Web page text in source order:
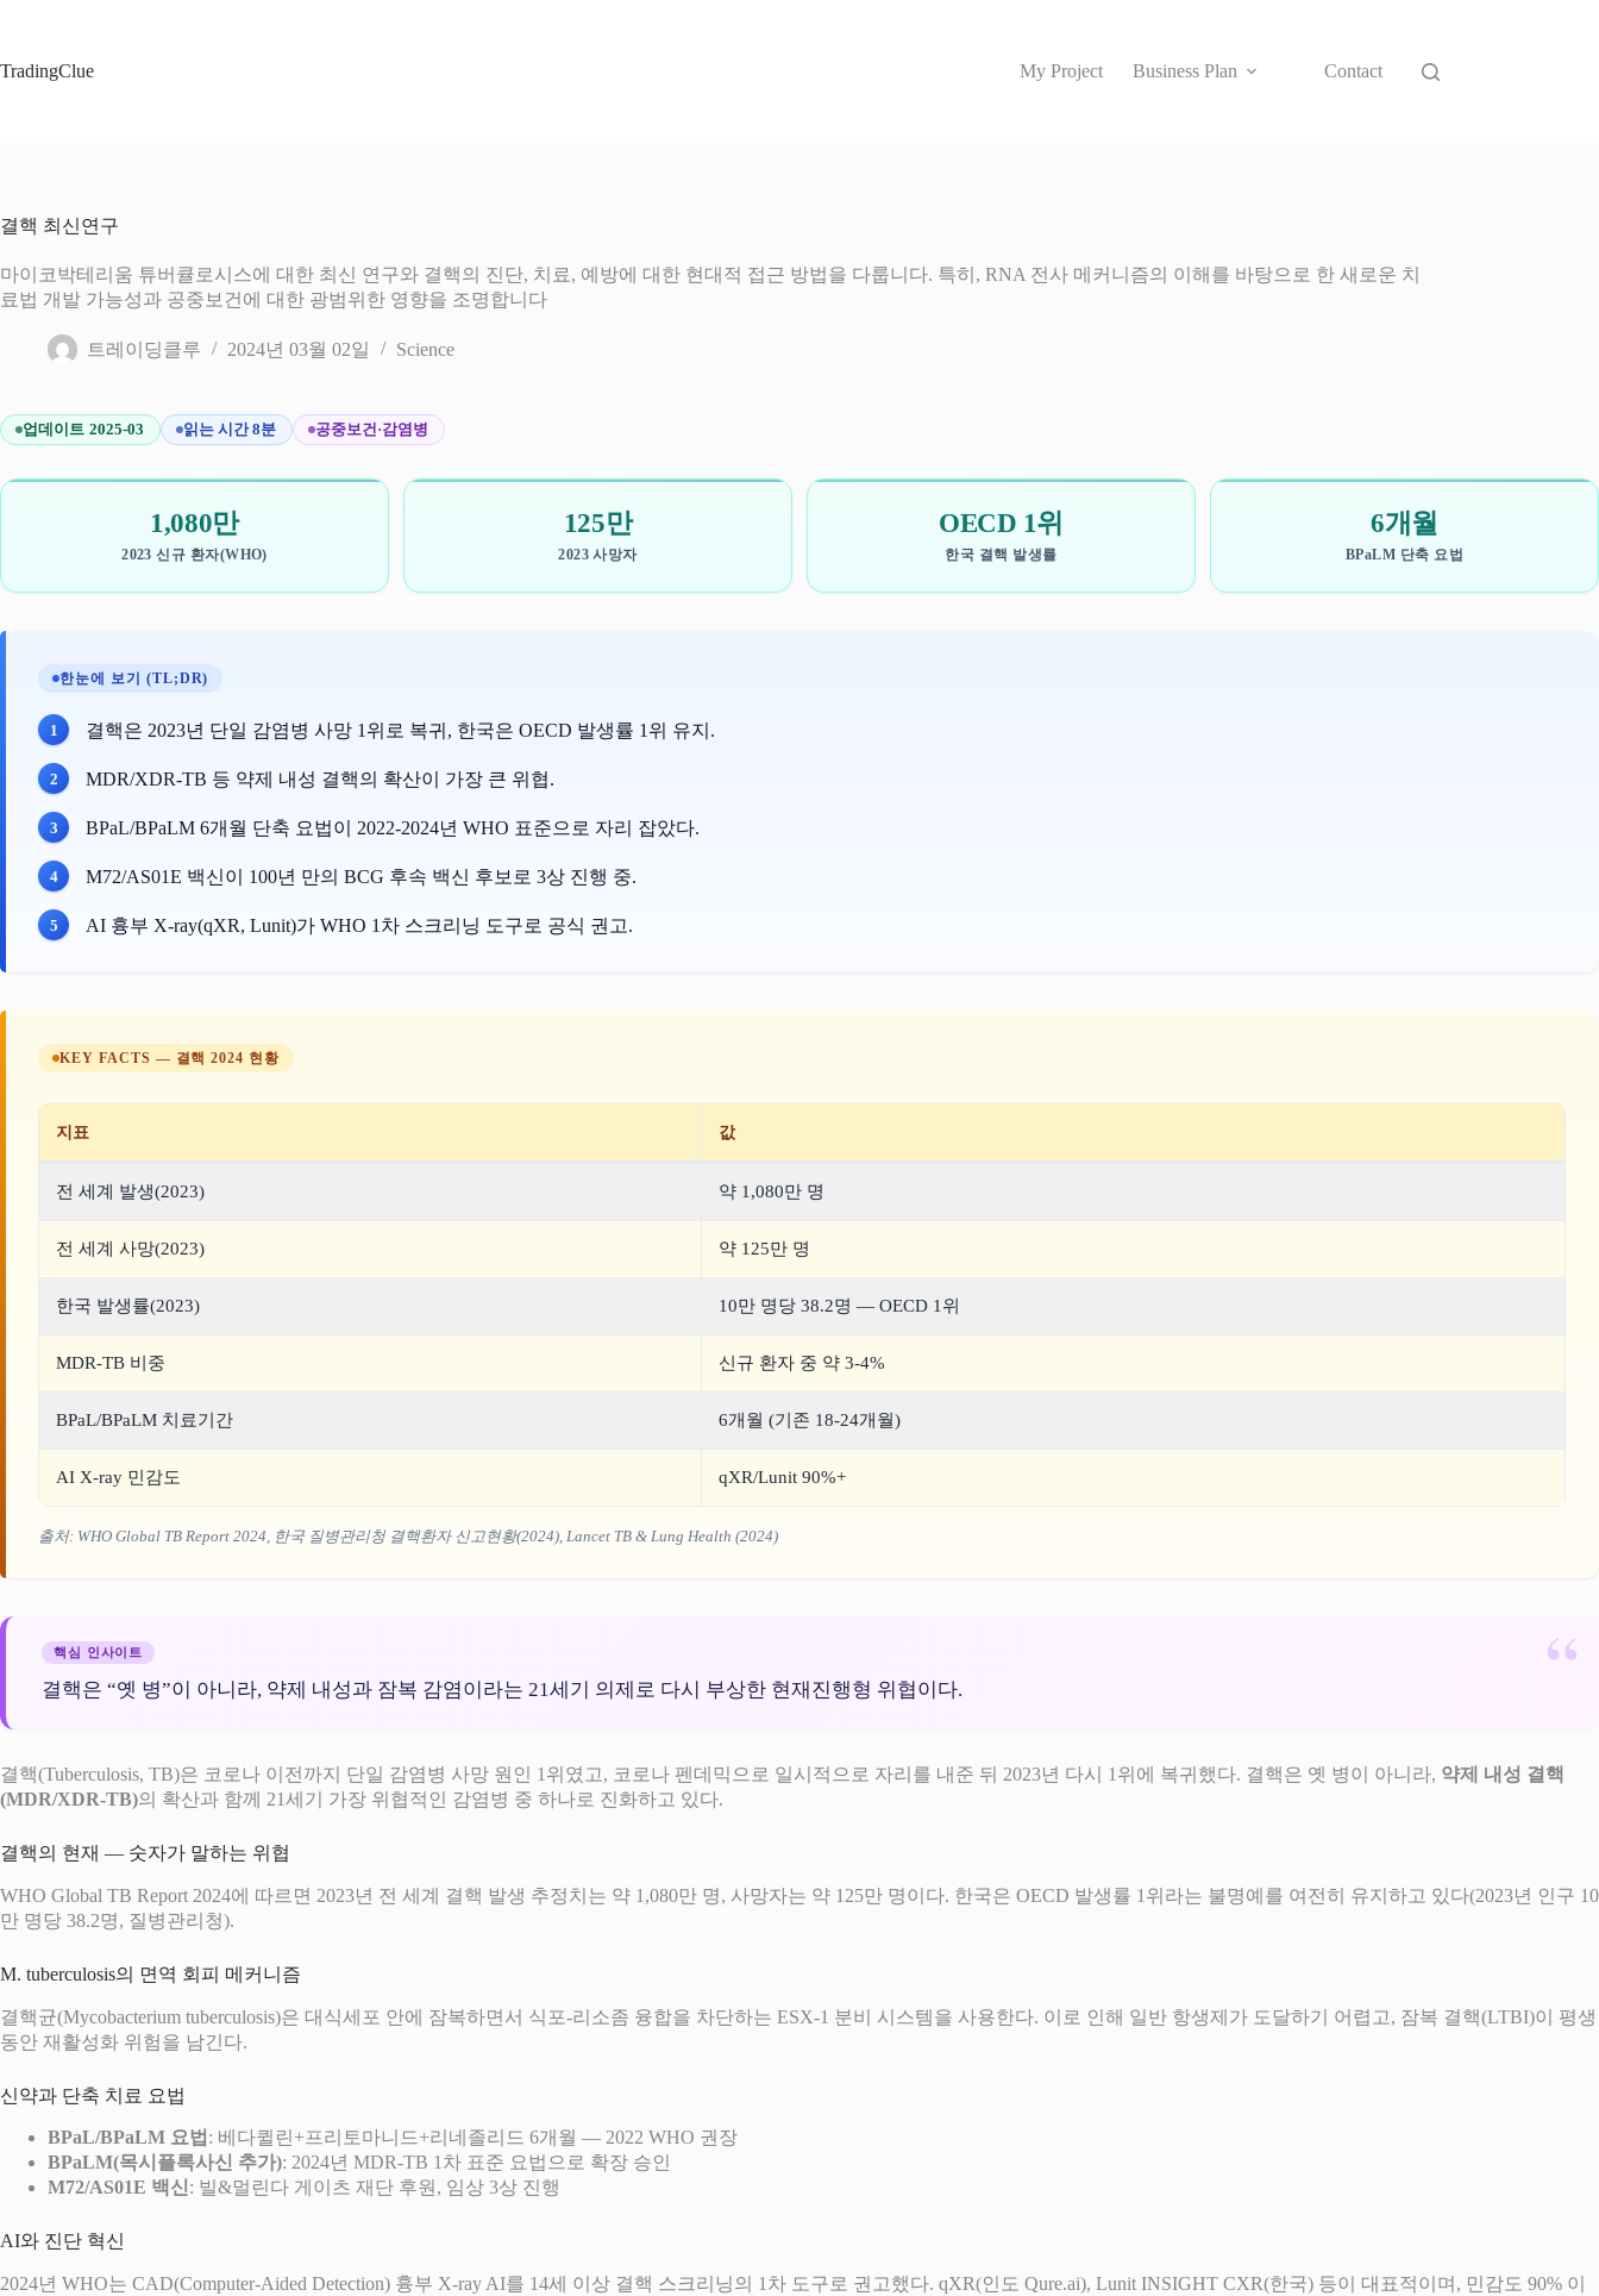
으
TradingClue My Project Business Plan Contact
결핵 최신연구
마이코박테리움 튜버큘로시스에 대한 최신 연구와 결핵의 진단, 치료, 예방에 대한 현대적 접근 방법을 다룹니다. 특히, RNA 전사 메커니즘의 이해를 바탕으로 한 새로운 치
료법 개발 가능성과 공중보건에 대한 광범위한 영향을 조명합니다
트레이딩클루 2024년 03월 02일 Science
업데이트 2025-03 읽는 시간 8분 공중보건·감염병
1,080만
2023 신규 환자(WHO)
125만
2023 사망자
OECD 1위
한국 결핵 발생률
6개월
BPaLM 단축 요법
한눈에 보기 (TL;DR)
결핵은 2023년 단일 감염병 사망 1위로 복귀, 한국은 OECD 발생률 1위 유지.
MDR/XDR-TB 등 약제 내성 결핵의 확산이 가장 큰 위협.
BPaL/BPaLM 6개월 단축 요법이 2022-2024년 WHO 표준으로 자리 잡았다.
M72/AS01E 백신이 100년 만의 BCG 후속 백신 후보로 3상 진행 중.
AI 흉부 X-ray(qXR, Lunit)가 WHO 1차 스크리닝 도구로 공식 권고.
KEY FACTS — 결핵 2024 현황
지표 값
전 세계 발생(2023) 약 1,080만 명
전 세계 사망(2023) 약 125만 명
한국 발생률(2023) 10만 명당 38.2명 — OECD 1위
MDR-TB 비중 신규 환자 중 약 3-4%
BPaL/BPaLM 치료기간 6개월 (기존 18-24개월)
AI X-ray 민감도 qXR/Lunit 90%+
출처: WHO Global TB Report 2024, 한국 질병관리청 결핵환자 신고현황(2024), Lancet TB & Lung Health (2024)
핵심 인사이트
결핵은 “옛 병”이 아니라, 약제 내성과 잠복 감염이라는 21세기 의제로 다시 부상한 현재진행형 위협이다.
결핵(Tuberculosis, TB)은 코로나 이전까지 단일 감염병 사망 원인 1위였고, 코로나 펜데믹으로 일시적으로 자리를 내준 뒤 2023년 다시 1위에 복귀했다. 결핵은 옛 병이 아니라, 약제 내성 결핵
(MDR/XDR-TB)의 확산과 함께 21세기 가장 위협적인 감염병 중 하나로 진화하고 있다.
결핵의 현재 — 숫자가 말하는 위협
WHO Global TB Report 2024에 따르면 2023년 전 세계 결핵 발생 추정치는 약 1,080만 명, 사망자는 약 125만 명이다. 한국은 OECD 발생률 1위라는 불명예를 여전히 유지하고 있다(2023년 인구 10
만 명당 38.2명, 질병관리청).
M. tuberculosis의 면역 회피 메커니즘
결핵균(Mycobacterium tuberculosis)은 대식세포 안에 잠복하면서 식포-리소좀 융합을 차단하는 ESX-1 분비 시스템을 사용한다. 이로 인해 일반 항생제가 도달하기 어렵고, 잠복 결핵(LTBI)이 평생
동안 재활성화 위험을 남긴다.
신약과 단축 치료 요법
BPaL/BPaLM 요법 : 베다퀼린+프리토마니드+리네졸리드 6개월 — 2022 WHO 권장
BPaLM(목시플록사신 추가): 2024년 MDR-TB 1차 표준 요법으로 확장 승인
M72/AS01E 백신 : 빌&멀린다 게이츠 재단 후원, 임상 3상 진행
AI와 진단 혁신
2024년 WHO는 CAD(Computer-Aided Detection) 흉부 X-ray AI를 14세 이상 결핵 스크리닝의 1차 도구로 권고했다. qXR(인도 Qure.ai), Lunit INSIGHT CXR(한국) 등이 대표적이며, 민감도 90% 이